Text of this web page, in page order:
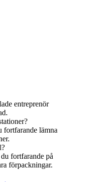
entreprenör
fortfarande lämna
fortfarande på
förpackningar.